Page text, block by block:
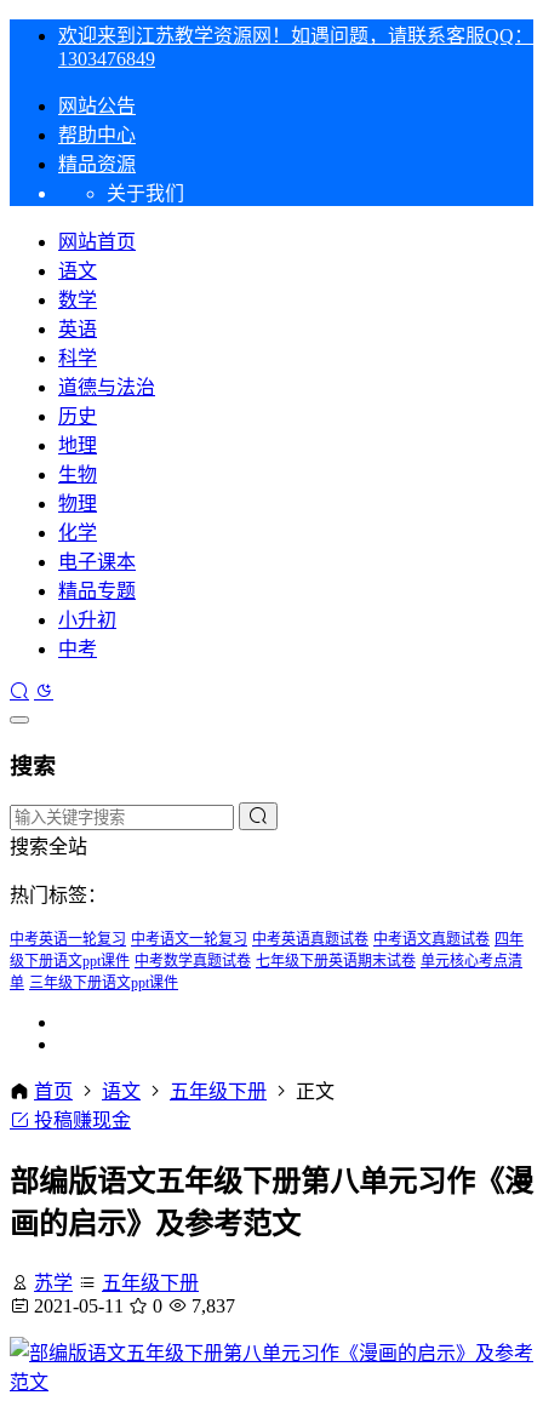
欢迎来到江苏教学资源网！如遇问题，请联系客服QQ：
1303476849
网站公告
帮助中心
精品资源
关于我们
网站首页
语文
数学
英语
科学
道德与法治
历史
地理
生物
物理
化学
电子课本
精品专题
小升初
中考
搜索
搜索全站
热门标签：
中考英语一轮复习 中考语文一轮复习 中考英语真题试卷 中考语文真题试卷 四年
级下册语文ppt课件 中考数学真题试卷 七年级下册英语期末试卷 单元核心考点清
单 三年级下册语文ppt课件
首页 语文 五年级下册
正文
投稿赚现金
部编版语文五年级下册第八单元习作《漫
画的启示》及参考范文
苏学
五年级下册
2021-05-11
0 7,837